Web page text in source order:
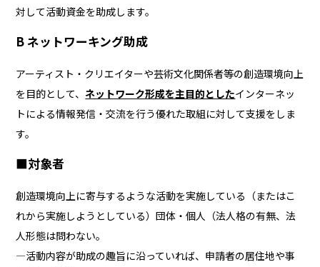
対して活動資金を助成します。
B ネットワーキング助成
アーティスト・クリエイターや芸術文化関係者等の創造環境向上
を目的として、 ネットワーク形成を主目的としたインターネッ
トによる情報発信・交流を行う優れた取組に対して支援をしま
す。
■対象者
創造環境向上に寄与するような活動を実施している（またはこ
れから実施しようとしている）団体・個人（法人格の有無、法
人形態は問わない。
―活動内容が助成の趣旨に沿っていれば、申請者の居住地や事